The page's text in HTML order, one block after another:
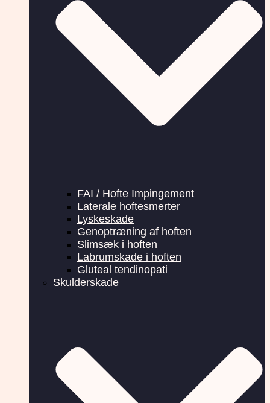
FAI / Hofte Impingement
Laterale hoftesmerter
Lyskeskade
Genoptræning af hoften
Slimsæk i hoften
Labrumskade i hoften
Gluteal tendinopati
Skulderskade